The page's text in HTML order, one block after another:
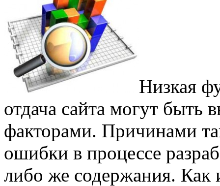
Низкая
отдача сайта могут быть
факторами. Причинами
ошибки в процессе
либо же содержания. Как